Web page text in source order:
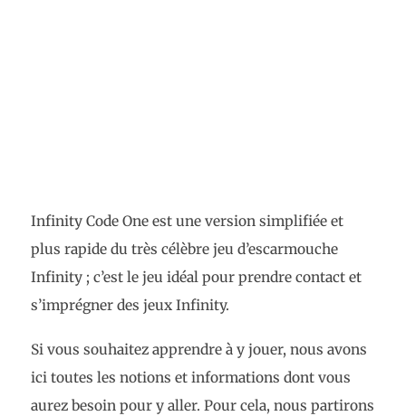
Infinity Code One est une version simplifiée et
plus rapide du très célèbre jeu d’escarmouche
Infinity ; c’est le jeu idéal pour prendre contact et
s’imprégner des jeux Infinity.
Si vous souhaitez apprendre à y jouer, nous avons
ici toutes les notions et informations dont vous
aurez besoin pour y aller. Pour cela, nous partirons